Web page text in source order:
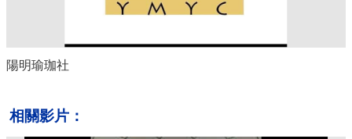
陽明瑜珈社
相關影片：